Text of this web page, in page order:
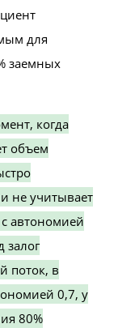
для
заемных
когда
объем
не учитывает
автономией
залог
поток, в
0,7, у
80%